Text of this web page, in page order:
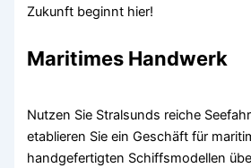
Zukunft beginnt hier!
Maritimes Handwerk
Nutzen Sie Stralsunds reiche
etablieren Sie ein Geschäft für
handgefertigten Schiffsmodellen